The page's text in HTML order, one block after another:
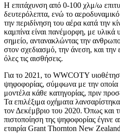
Η επιτάχυνση από 0-100 χλμ/ω
δευτερόλεπτα, ενώ το
την περιδίνηση του αέρα κατά την
καμπίνα είναι πανέμορφη, με υλικά
σημείο, αντανακλώντας την
στον σχεδιασμό, την άνεση, και την
όλες τις αισθήσεις.
Για το 2021, το WWCOTY
ψηφοφορίας, σύμφωνα με την οποία
μοντέλα κάθε κατηγορίας, πριν
Τα επιλέξιμα οχήματα
τον Δεκέμβριο του 2020. Όπως και
πιστοποίηση της ψηφοφορίας έγινε
εταιρία Grant Thornton New